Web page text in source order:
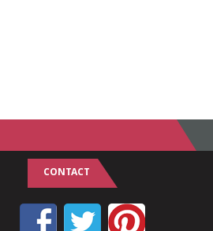
CONTACT